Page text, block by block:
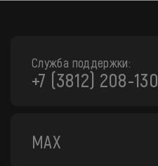
Служба поддержки:
+7 (3812) 208-130
MAX